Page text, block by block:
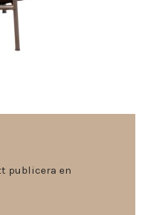
publicera en